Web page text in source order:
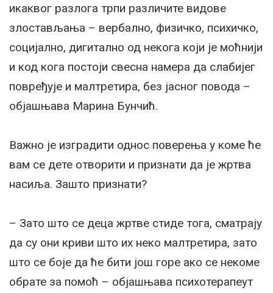
икаквог разлога трпи различите видове
злостављања – вербално, физичко, психичко,
социјално, дигитално од некога који је моћнији
и код кога постоји свесна намера да слабијег
повређује и малтретира, без јасног повода –
објашњава Марина Бунчић.
Важно је изградити однос поверења у коме ће
вам се дете отворити и признати да је жртва
насиља. Зашто признати?
– Зато што се деца жртве стиде тога, сматрају
да су они криви што их неко малтретира, зато
што се боје да ће бити још горе ако се некоме
обрате за помоћ – објашњава психотерапеут